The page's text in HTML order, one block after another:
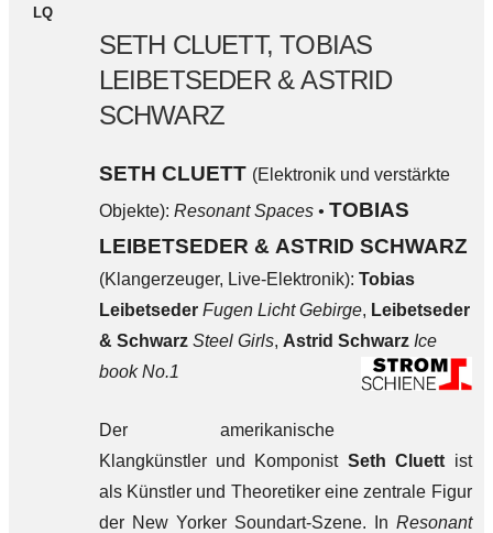
LQ
SETH CLUETT, TOBIAS
LEIBETSEDER & ASTRID
SCHWARZ
SETH CLUETT (Elektronik und verstärkte
Objekte): Resonant Spaces • TOBIAS
LEIBETSEDER & ASTRID SCHWARZ
(Klangerzeuger, Live-Elektronik): Tobias
Leibetseder Fugen Licht Gebirge, Leibetseder
& Schwarz Steel Girls, Astrid Schwarz Ice
book No.1
Der amerikanische
Klangkünstler und Komponist Seth Cluettist
als Künstler und Theoretiker eine zentrale Figur
der New Yorker Soundart-Szene. In Resonant